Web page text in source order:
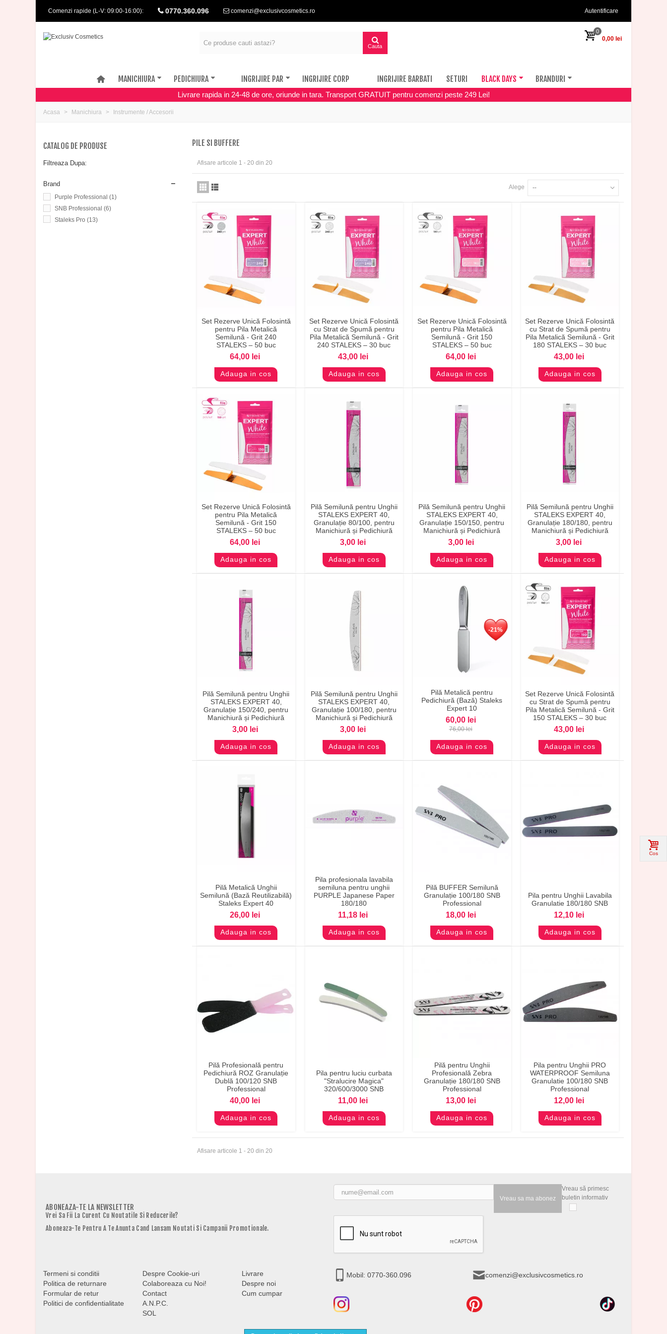
Comenzi rapide (L-V: 09:00-16:00): 0770.360.096 comenzi@exclusivcosmetics.ro Autentificare
0
0,00 lei
Cauta
MANICHIURA PEDICHIURA INGRIJIRE PAR INGRIJIRE CORP INGRIJIRE BARBATI SETURI BLACK DAYS BRANDURI
Livrare rapida in 24-48 de ore, oriunde in tara. Transport GRATUIT pentru comenzi peste 249 Lei!
Acasa Manichiura Instrumente / Accesorii
CATALOG DE PRODUSE
Filtreaza Dupa:
Brand
Purple Professional (1)
SNB Professional (6)
Staleks Pro (13)
PILE SI BUFFERE
Afisare articole 1 - 20 din 20
Alege --
Previzualizare
Set Rezerve Unică Folosintă
pentru Pila Metalică
Semilună - Grit 240
STALEKS – 50 buc
64,00 lei
Adauga in cos
Previzualizare
Set Rezerve Unică Folosintă
cu Strat de Spumă pentru
Pila Metalică Semilună - Grit
240 STALEKS – 30 buc
43,00 lei
Adauga in cos
Previzualizare
Set Rezerve Unică Folosintă
pentru Pila Metalică
Semilună - Grit 150
STALEKS – 50 buc
64,00 lei
Adauga in cos
Previzualizare
Set Rezerve Unică Folosintă
cu Strat de Spumă pentru
Pila Metalică Semilună - Grit
180 STALEKS – 30 buc
43,00 lei
Adauga in cos
Previzualizare
Set Rezerve Unică Folosintă
pentru Pila Metalică
Semilună - Grit 150
STALEKS – 50 buc
64,00 lei
Adauga in cos
Previzualizare
Pilă Semilună pentru Unghii
STALEKS EXPERT 40,
Granulație 80/100, pentru
Manichiură și Pedichiură
3,00 lei
Adauga in cos
Previzualizare
Pilă Semilună pentru Unghii
STALEKS EXPERT 40,
Granulație 150/150, pentru
Manichiură și Pedichiură
3,00 lei
Adauga in cos
Previzualizare
Pilă Semilună pentru Unghii
STALEKS EXPERT 40,
Granulație 180/180, pentru
Manichiură și Pedichiură
3,00 lei
Adauga in cos
Previzualizare
Pilă Semilună pentru Unghii
STALEKS EXPERT 40,
Granulație 150/240, pentru
Manichiură și Pedichiură
3,00 lei
Adauga in cos
Previzualizare
Pilă Semilună pentru Unghii
STALEKS EXPERT 40,
Granulație 100/180, pentru
Manichiură și Pedichiură
3,00 lei
Adauga in cos
-21%
Previzualizare
Pilă Metalică pentru
Pedichiură (Bază) Staleks
Expert 10
60,00 lei
76,00 lei
Adauga in cos
Previzualizare
Set Rezerve Unică Folosintă
cu Strat de Spumă pentru
Pila Metalică Semilună - Grit
150 STALEKS – 30 buc
43,00 lei
Adauga in cos
Pilă Metalică Unghii
Semilună (Bază Reutilizabilă)
Staleks Expert 40
26,00 lei
Adauga in cos
Previzualizare
Pila profesionala lavabila
semiluna pentru unghii
PURPLE Japanese Paper
180/180
11,18 lei
Adauga in cos
Pilă BUFFER Semilună
Granulație 100/180 SNB
Professional
18,00 lei
Adauga in cos
Pila pentru Unghii Lavabila
Granulatie 180/180 SNB
12,10 lei
Adauga in cos
Previzualizare
Pilă Profesională pentru
Pedichiură ROZ Granulație
Dublă 100/120 SNB
Professional
40,00 lei
Adauga in cos
Pila pentru luciu curbata
"Stralucire Magica"
320/600/3000 SNB
11,00 lei
Adauga in cos
Previzualizare
Pilă pentru Unghii
Profesională Zebra
Granulație 180/180 SNB
Professional
13,00 lei
Adauga in cos
Previzualizare
Pila pentru Unghii PRO
WATERPROOF Semiluna
Granulatie 100/180 SNB
Professional
12,00 lei
Adauga in cos
Afisare articole 1 - 20 din 20
ABONEAZA-TE LA NEWSLETTER
Vrei Sa Fii La Curent Cu Noutatile Si Reducerile?
Aboneaza-Te Pentru A Te Anunta Cand Lansam Noutati Si Campanii Promotionale.
Vreau sa ma abonez
Vreau să primesc
buletin informativ
Termeni si conditii
Politica de returnare
Formular de retur
Politici de confidentialitate
Despre Cookie-uri
Colaboreaza cu Noi!
Contact
A.N.P.C.
SOL
Livrare
Despre noi
Cum cumpar
Mobil: 0770-360.096 comenzi@exclusivcosmetics.ro
Cos